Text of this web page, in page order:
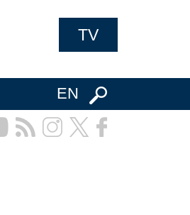
TV
EN